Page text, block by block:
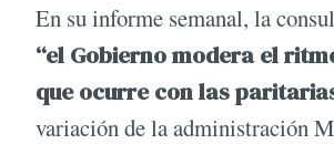
En su informe semanal, la
“el Gobierno modera el
que ocurre con las
variación de la administración